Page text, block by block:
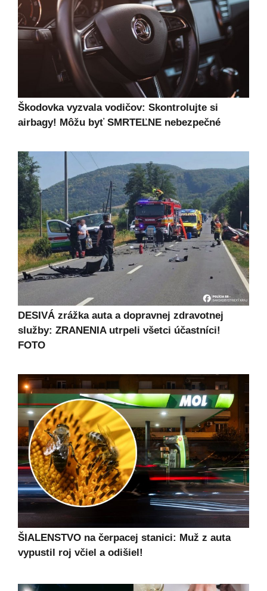
Škodovka vyzvala vodičov: Skontrolujte si
airbagy! Môžu byť SMRTEĽNE nebezpečné
DESIVÁ zrážka auta a dopravnej zdravotnej
služby: ZRANENIA utrpeli všetci účastníci!
FOTO
ŠIALENSTVO na čerpacej stanici: Muž z auta
vypustil roj včiel a odišiel!